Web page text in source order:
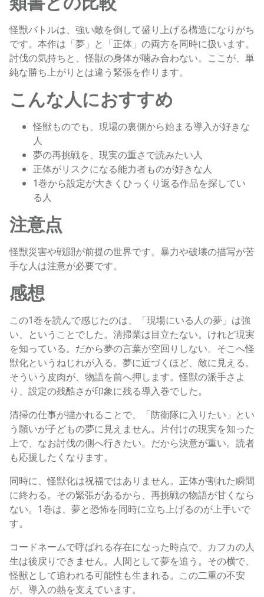
怪獣バトルは、強い敵を倒して盛り上げる構造になりがち
です。本作は「夢」と「正体」の両方を同時に扱います。
討伐の気持ちと、怪獣の身体が噛み合わない。ここが、単
純な勝ち上がりとは違う緊張を作ります。
こんな人におすすめ
怪獣ものでも、現場の裏側から始まる導入が好きな
人
夢の再挑戦を、現実の重さで読みたい人
正体がリスクになる能力者ものが好きな人
1巻から設定が大きくひっくり返る作品を探してい
る人
注意点
怪獣災害や戦闘が前提の世界です。暴力や破壊の描写が苦
手な人は注意が必要です。
感想
この1巻を読んで感じたのは、「現場にいる人の夢」は強
い、ということでした。清掃業は目立たない。けれど現実
を知っている。だから夢の言葉が空回りしない。そこへ怪
獣化というねじれが入る。夢に近づくほど、敵に見える。
そういう皮肉が、物語を前へ押します。怪獣の派手さよ
り、設定の残酷さが印象に残る導入巻でした。
清掃の仕事が描かれることで、「防衛隊に入りたい」とい
う願いが子どもの夢に見えません。片付けの現実を知った
上で、なお討伐の側へ行きたい。だから決意が重い。読者
も応援したくなります。
同時に、怪獣化は祝福ではありません。正体が割れた瞬間
に終わる。その緊張があるから、再挑戦の物語が甘くなら
ない。1巻は、夢と恐怖を同時に立ち上げるのが上手いで
す。
コードネームで呼ばれる存在になった時点で、カフカの人
生は後戻りできません。人間として夢を追う。その横で、
怪獣として追われる可能性も生まれる。この二重の不安
が、導入の熱を支えています。